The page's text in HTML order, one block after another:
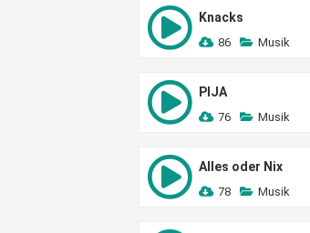
Knacks
86 Musik
PIJA
76 Musik
Alles oder Nix
78 Musik